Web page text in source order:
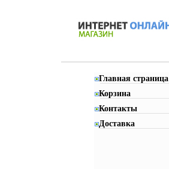
Главная страница
Корзина
Контакты
Доставка